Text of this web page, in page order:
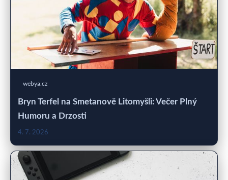
webya.cz
Bryn Terfel na Smetanově Litomyšli: Večer Plný
Humoru a Drzosti
4. 7. 2026